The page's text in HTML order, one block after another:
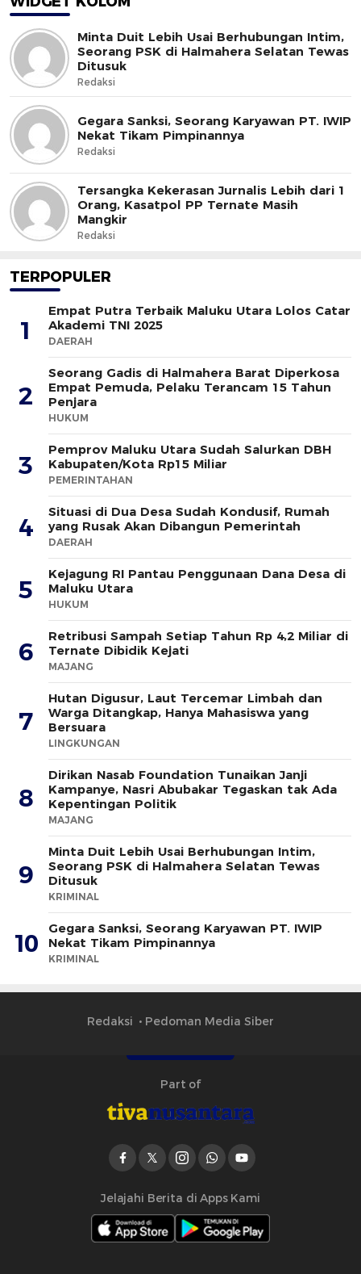
Minta Duit Lebih Usai Berhubungan Intim,
Seorang PSK di Halmahera Selatan Tewas
Ditusuk
Redaksi
Gegara Sanksi, Seorang Karyawan PT. IWIP
Nekat Tikam Pimpinannya
Redaksi
Tersangka Kekerasan Jurnalis Lebih dari 1
Orang, Kasatpol PP Ternate Masih
Mangkir
Redaksi
TERPOPULER
1
Empat Putra Terbaik Maluku Utara Lolos Catar
Akademi TNI 2025
DAERAH
2
Seorang Gadis di Halmahera Barat Diperkosa
Empat Pemuda, Pelaku Terancam 15 Tahun
Penjara
HUKUM
3
Pemprov Maluku Utara Sudah Salurkan DBH
Kabupaten/Kota Rp15 Miliar
PEMERINTAHAN
4
Situasi di Dua Desa Sudah Kondusif, Rumah
yang Rusak Akan Dibangun Pemerintah
DAERAH
5
Kejagung RI Pantau Penggunaan Dana Desa di
Maluku Utara
HUKUM
6
Retribusi Sampah Setiap Tahun Rp 4,2 Miliar di
Ternate Dibidik Kejati
MAJANG
7
Hutan Digusur, Laut Tercemar Limbah dan
Warga Ditangkap, Hanya Mahasiswa yang
Bersuara
LINGKUNGAN
8
Dirikan Nasab Foundation Tunaikan Janji
Kampanye, Nasri Abubakar Tegaskan tak Ada
Kepentingan Politik
MAJANG
9
Minta Duit Lebih Usai Berhubungan Intim,
Seorang PSK di Halmahera Selatan Tewas
Ditusuk
KRIMINAL
10
Gegara Sanksi, Seorang Karyawan PT. IWIP
Nekat Tikam Pimpinannya
KRIMINAL
Redaksi Pedoman Media Siber
Part of
Jelajahi Berita di Apps Kami